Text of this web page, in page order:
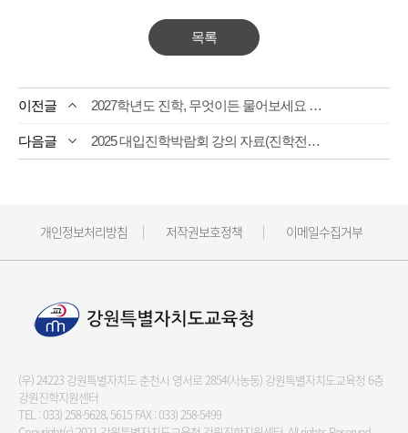
목록
2027학년도 진학, 무엇이든 물어보세요 책자 파일입니다.
2025 대입진학박람회 강의 자료(진학전문지원관)
개인정보처리방침 저작권보호정책 이메일수집거부
(우) 24223 강원특별자치도 춘천시 영서로 2854(사농동) 강원특별자치도교육청 6층
강원진학지원센터
TEL : 033) 258-5628, 5615 FAX : 033) 258-5499